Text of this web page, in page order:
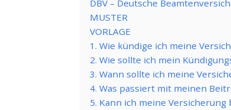
DBV – Deutsche
MUSTER
VORLAGE
1. Wie kündige ich meine
2. Wie sollte ich mein
3. Wann sollte ich meine
4. Was passiert mit meinen
5. Kann ich meine